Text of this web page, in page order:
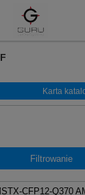
Karta
Filtrowanie
CFP12-Q370